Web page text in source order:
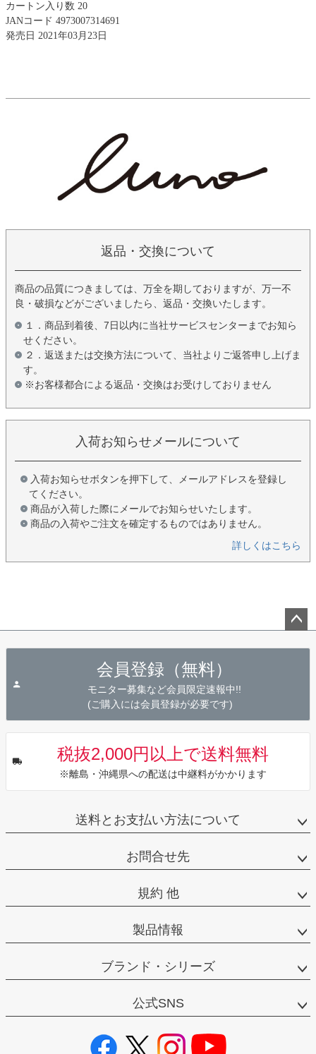
カートン入り数 20
JANコード 4973007314691
発売日 2021年03月23日
返品・交換について
商品の品質につきましては、万全を期しておりますが、万一不
良・破損などがございましたら、返品・交換いたします。
１．商品到着後、7日以内に当社サービスセンターまでお知ら
せください。
２．返送または交換方法について、当社よりご返答申し上げま
す。
※お客様都合による返品・交換はお受けしておりません
入荷お知らせメールについて
入荷お知らせボタンを押下して、メールアドレスを登録し
てください。
商品が入荷した際にメールでお知らせいたします。
商品の入荷やご注文を確定するものではありません。
詳しくはこちら
会員登録（無料）
モニター募集など会員限定速報中!!
(ご購入には会員登録が必要です)
税抜2,000円以上で送料無料
※離島・沖縄県への配送は中継料がかかります
送料とお支払い方法について
お問合せ先
規約 他
製品情報
ブランド・シリーズ
公式SNS